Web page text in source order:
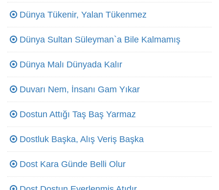
Dünya Tükenir, Yalan Tükenmez
Dünya Sultan Süleyman`a Bile Kalmamış
Dünya Malı Dünyada Kalır
Duvarı Nem, İnsanı Gam Yıkar
Dostun Attığı Taş Baş Yarmaz
Dostluk Başka, Alış Veriş Başka
Dost Kara Günde Belli Olur